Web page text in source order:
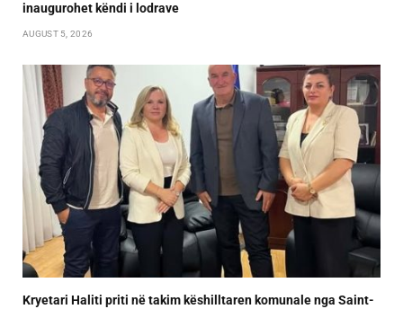
inaugurohet këndi i lodrave
AUGUST 5, 2026
Kryetari Haliti priti në takim këshilltaren komunale nga Saint-